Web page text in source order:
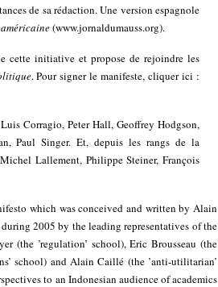
de sa rédaction.Une version espagnole
(www.jornaldumauss.org).
cette initiative et propose de rejoindre les
. Pour signer le manifeste, cliquer ici :
Corragio, Peter Hall, Geoffrey Hodgson,
Paul Singer. Et, depuis les rangs de la
Lallement, Philippe Steiner, François
which was conceived and written by Alain
2005 by the leading representatives of the
(the ’regulation’ school), Eric Brousseau (the
school) and Alain Caillé (the ’anti-utilitarian’
to an Indonesian audience of academics